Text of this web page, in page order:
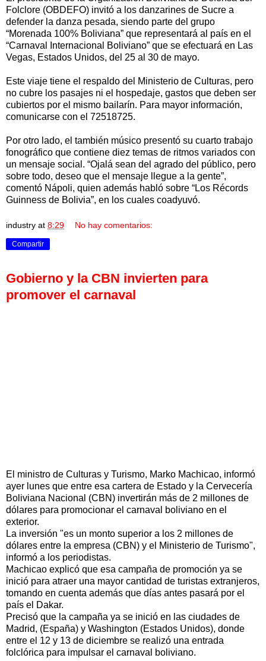
Folclore (OBDEFO) invitó a los danzarines de Sucre a
defender la danza pesada, siendo parte del grupo
“Morenada 100% Boliviana” que representará al país en el
“Carnaval Internacional Boliviano” que se efectuará en Las
Vegas, Estados Unidos, del 25 al 30 de mayo.
Este viaje tiene el respaldo del Ministerio de Culturas, pero
no cubre los pasajes ni el hospedaje, gastos que deben ser
cubiertos por el mismo bailarín. Para mayor información,
comunicarse con el 72518725.
Por otro lado, el también músico presentó su cuarto trabajo
fonográfico que contiene diez temas de ritmos variados con
un mensaje social. “Ojalá sean del agrado del público, pero
sobre todo, deseo que el mensaje llegue a la gente”,
comentó Nápoli, quien además habló sobre “Los Récords
Guinness de Bolivia”, en los cuales coadyuvó.
industry at 8:29 No hay comentarios:
Compartir
Gobierno y la CBN invierten para
promover el carnaval
El ministro de Culturas y Turismo, Marko Machicao, informó
ayer lunes que entre esa cartera de Estado y la Cervecería
Boliviana Nacional (CBN) invertirán más de 2 millones de
dólares para promocionar el carnaval boliviano en el
exterior.
La inversión "es un monto superior a los 2 millones de
dólares entre la empresa (CBN) y el Ministerio de Turismo",
informó a los periodistas.
Machicao explicó que esa campaña de promoción ya se
inició para atraer una mayor cantidad de turistas extranjeros,
tomando en cuenta además que días antes pasará por el
país el Dakar.
Precisó que la campaña ya se inició en las ciudades de
Madrid, (España) y Washington (Estados Unidos), donde
entre el 12 y 13 de diciembre se realizó una entrada
folclórica para impulsar el carnaval boliviano.